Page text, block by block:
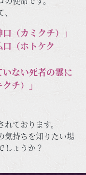
（カミクチ）」
（ホトケク
ない死者の霊に
チ）」
ております。
気持ちを知りたい場
しょうか？